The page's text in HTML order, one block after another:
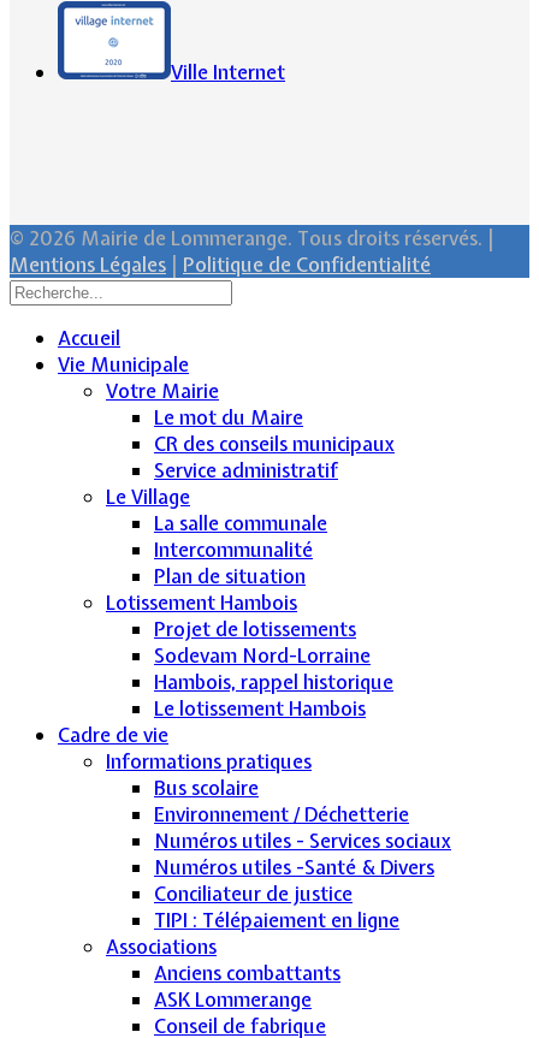
Ville Internet
© 2026 Mairie de Lommerange. Tous droits réservés. |
Mentions Légales
Politique de Confidentialité
Accueil
Vie Municipale
Votre Mairie
Le mot du Maire
CR des conseils municipaux
Service administratif
Le Village
La salle communale
Intercommunalité
Plan de situation
Lotissement Hambois
Projet de lotissements
Sodevam Nord-Lorraine
Hambois, rappel historique
Le lotissement Hambois
Cadre de vie
Informations pratiques
Bus scolaire
Environnement / Déchetterie
Numéros utiles - Services sociaux
Numéros utiles -Santé & Divers
Conciliateur de justice
TIPI : Télépaiement en ligne
Associations
Anciens combattants
ASK Lommerange
Conseil de fabrique